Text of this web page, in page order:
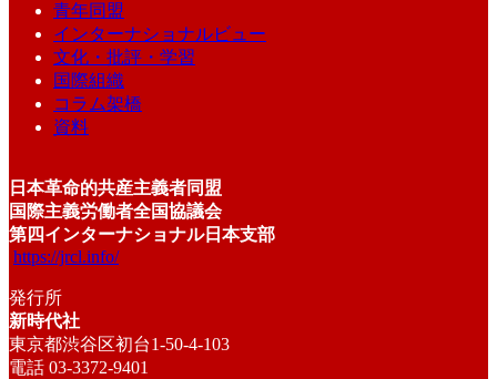
青年同盟
インターナショナルビュー
文化・批評・学習
国際組織
コラム架橋
資料
日本革命的共産主義者同盟
国際主義労働者全国協議会
第四インターナショナル日本支部
https://jrcl.info/
発行所
新時代社
東京都渋谷区初台1-50-4-103
電話 03-3372-9401